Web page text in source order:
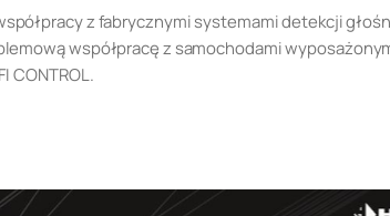
z fabrycznymi systemami detekcji
współpracę z samochodami
CONTROL.